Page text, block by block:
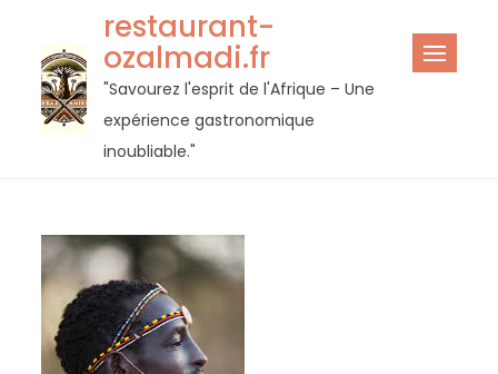
contenu
restaurant-
ozalmadi.fr
"Savourez l'esprit de l'Afrique – Une
expérience gastronomique
inoubliable."